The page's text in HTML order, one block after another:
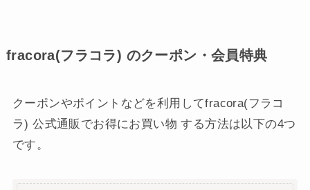
fracora(フラコラ) のクーポン・会員特典
クーポンやポイントなどを利用してfracora(フラコ
ラ) 公式通販でお得にお買い物 する方法は以下の4つ
です。